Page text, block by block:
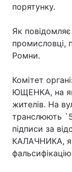
порятунку.
Як
промисловці,
Ромни.
Комітет
ЮЩЕНКА, на
жителів. На
транслюють
підписи за
КАЛАЧНИКА,